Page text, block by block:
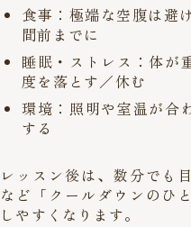
食事：極端な空腹は避
間前までに
睡眠・ストレス：体が
度を落とす／休む
環境：照明や室温が合
する
レッスン後は、数分でも
など「クールダウンのひ
しやすくなります。